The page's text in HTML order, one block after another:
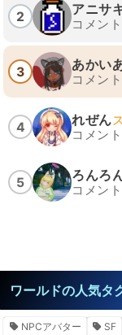
2 アニサ
コメン
3 あかい
コメン
4 れぜん
コメン
5 ろんろ
コメン
ワールドの人気タ
NPCアバター SF